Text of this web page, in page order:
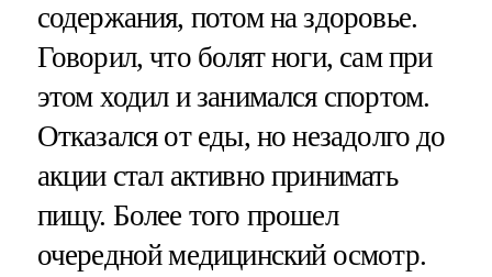
содержания, потом на здоровье.
Говорил, что болят ноги, сам при
этом ходил и занимался спортом.
Отказался от еды, но незадолго до
акции стал активно принимать
пищу. Более того прошел
очередной медицинский осмотр.